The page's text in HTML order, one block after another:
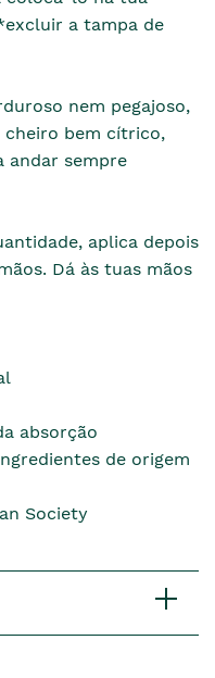
a tampa de
nem pegajoso,
cheiro bem cítrico,
andar sempre
aplica depois
Dá às tuas mãos
absorção
de origem
Society